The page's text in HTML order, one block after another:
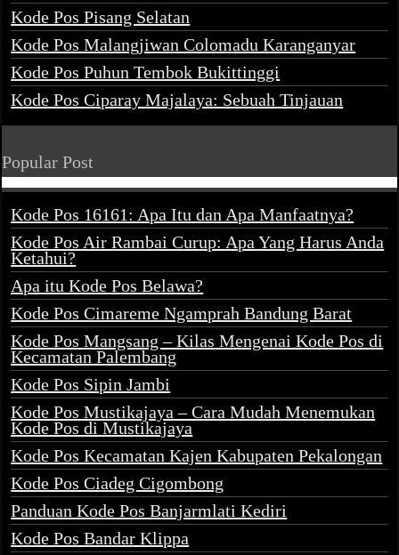
Kode Pos Pisang Selatan
Kode Pos Malangjiwan Colomadu Karanganyar
Kode Pos Puhun Tembok Bukittinggi
Kode Pos Ciparay Majalaya: Sebuah Tinjauan
Popular Post
Kode Pos 16161: Apa Itu dan Apa Manfaatnya?
Kode Pos Air Rambai Curup: Apa Yang Harus Anda
Ketahui?
Apa itu Kode Pos Belawa?
Kode Pos Cimareme Ngamprah Bandung Barat
Kode Pos Mangsang – Kilas Mengenai Kode Pos di
Kecamatan Palembang
Kode Pos Sipin Jambi
Kode Pos Mustikajaya – Cara Mudah Menemukan
Kode Pos di Mustikajaya
Kode Pos Kecamatan Kajen Kabupaten Pekalongan
Kode Pos Ciadeg Cigombong
Panduan Kode Pos Banjarmlati Kediri
Kode Pos Bandar Klippa